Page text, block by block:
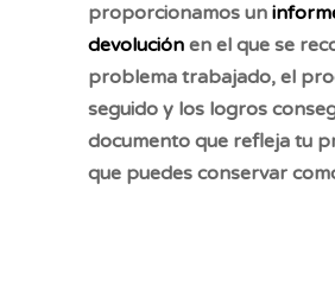
proporcionamos un
devolución en el que se
problema trabajado, el
seguido y los logros
documento que refleja tu
que puedes conservar